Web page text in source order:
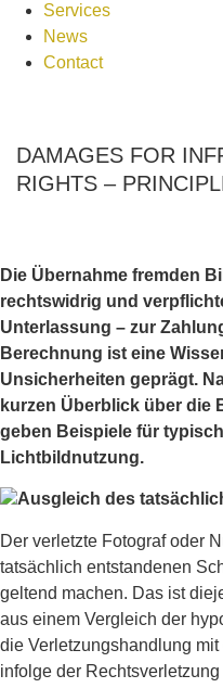
Services
News
Contact
DAMAGES FOR
RIGHTS –
Die Übernahme fremden
rechtswidrig und
Unterlassung – zur
Berechnung ist eine
Unsicherheiten geprägt.
kurzen Überblick über die
geben Beispiele für
Lichtbildnutzung.
Ausgleich des
Der verletzte Fotograf oder
tatsächlich entstandenen
geltend machen. Das ist
aus einem Vergleich der
die Verletzungshandlung
infolge der